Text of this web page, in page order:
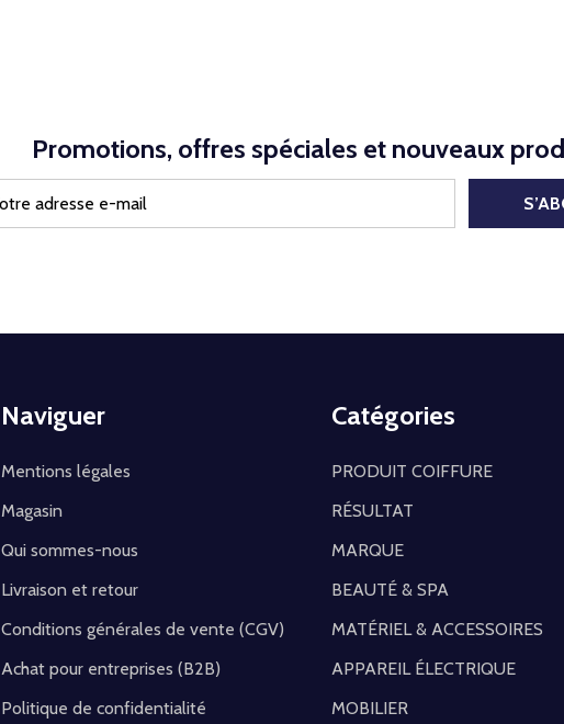
Promotions, offres spéciales et nouveaux
Naviguer
Mentions légales
Magasin
Qui sommes-nous
Livraison et retour
Conditions générales de vente (CGV)
Achat pour entreprises (B2B)
Politique de confidentialité
Catégories
PRODUIT COIFFURE
RÉSULTAT
MARQUE
BEAUTÉ & SPA
MATÉRIEL & ACCESSOIRES
APPAREIL ÉLECTRIQUE
MOBILIER